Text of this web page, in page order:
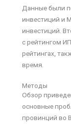
Данные были
инвестиций и
инвестиций.
с рейтингом
рейтингах,
время.
Методы
Обзор
основные
провинций во